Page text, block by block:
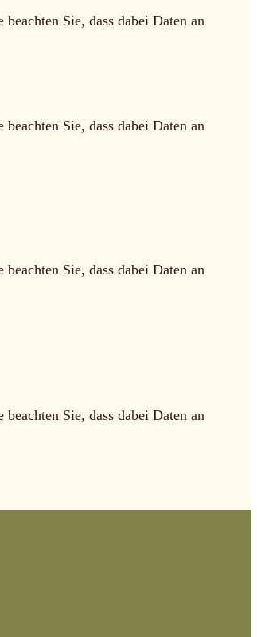
Sie, dass dabei Daten an
Sie, dass dabei Daten an
Sie, dass dabei Daten an
Sie, dass dabei Daten an